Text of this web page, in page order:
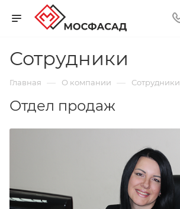
Сотрудники
Главная — О компании — Сотрудники
Отдел продаж